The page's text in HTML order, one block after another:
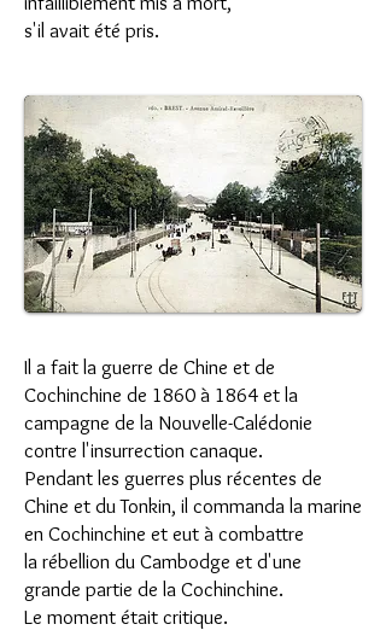
s'il avait été pris.
Il a fait la guerre de Chine et de
Cochinchine de 1860 à 1864 et la
campagne de la Nouvelle-Calédonie
contre l'insurrection canaque.
Pendant les guerres plus récentes de
Chine et du Tonkin, il commanda la marine
en Cochinchine et eut à combattre
la rébellion du Cambodge et d'une
grande partie de la Cochinchine.
Le moment était critique.